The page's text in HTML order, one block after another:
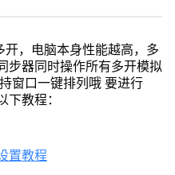
开，电脑本身性能越高，多
步器同时操作所有多开模拟
窗口一键排列哦 要进行
下教程：
置教程